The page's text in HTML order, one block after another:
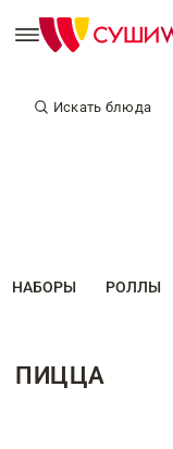
Искать блюда
НАБОРЫ РОЛЛЫ
ПИЦЦА